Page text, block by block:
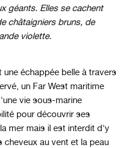
géants. Elles se cachent
châtaigniers bruns, de
violette.
échappée belle à travers
un Far West maritime
vie sous-marine
pour découvrir ses
mer mais il est interdit d'y
cheveux au vent et la peau